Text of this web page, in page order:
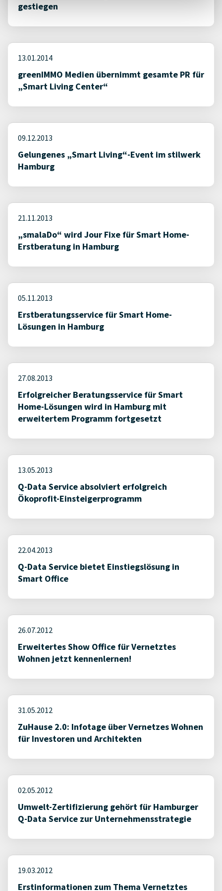
gestiegen
13.01.2014
greenIMMO Medien übernimmt gesamte PR für
„Smart Living Center“
09.12.2013
Gelungenes „Smart Living“-Event im stilwerk
Hamburg
21.11.2013
„smalaDo“ wird Jour Fixe für Smart Home-
Erstberatung in Hamburg
05.11.2013
Erstberatungsservice für Smart Home-
Lösungen in Hamburg
27.08.2013
Erfolgreicher Beratungsservice für Smart
Home-Lösungen wird in Hamburg mit
erweitertem Programm fortgesetzt
13.05.2013
Q-Data Service absolviert erfolgreich
Ökoprofit-Einsteigerprogramm
22.04.2013
Q-Data Service bietet Einstiegslösung in
Smart Office
26.07.2012
Erweitertes Show Office für Vernetztes
Wohnen jetzt kennenlernen!
31.05.2012
ZuHause 2.0: Infotage über Vernetzes Wohnen
für Investoren und Architekten
02.05.2012
Umwelt-Zertifizierung gehört für Hamburger
Q-Data Service zur Unternehmensstrategie
19.03.2012
Erstinformationen zum Thema Vernetztes